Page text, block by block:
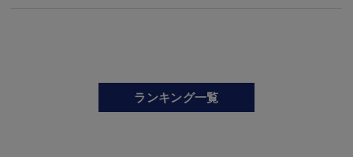
ランキング一覧